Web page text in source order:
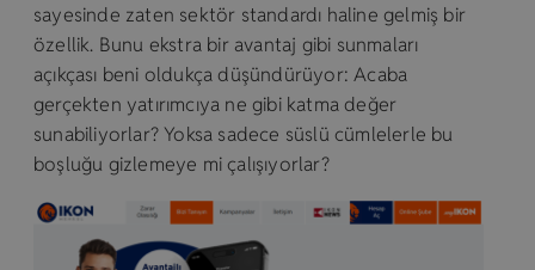
sayesinde zaten sektör standardı haline gelmiş bir
özellik. Bunu ekstra bir avantaj gibi sunmaları
açıkçası beni oldukça düşündürüyor: Acaba
gerçekten yatırımcıya ne gibi katma değer
sunabiliyorlar? Yoksa sadece süslü cümlelerle bu
boşluğu gizlemeye mi çalışıyorlar?